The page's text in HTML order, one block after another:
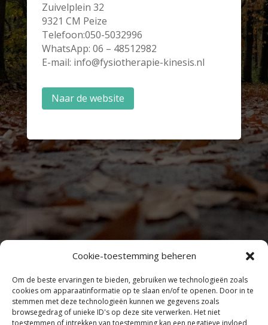
Cookie-toestemming beheren
Om de beste ervaringen te bieden, gebruiken we technologieën zoals
cookies om apparaatinformatie op te slaan en/of te openen. Door in te
stemmen met deze technologieën kunnen we gegevens zoals
browsegedrag of unieke ID's op deze site verwerken. Het niet
toestemmen of intrekken van toestemming kan een negatieve invloed
Zuivelplein 32
9321 CM Peize
Telefoon:050-5032996
WhatsApp: 06 – 48512982
E-mail: info@fysiotherapie-kinesis.nl
Naar de website